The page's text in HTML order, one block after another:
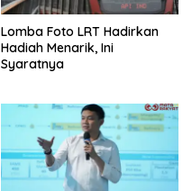
Lomba Foto LRT Hadirkan
Hadiah Menarik, Ini
Syaratnya